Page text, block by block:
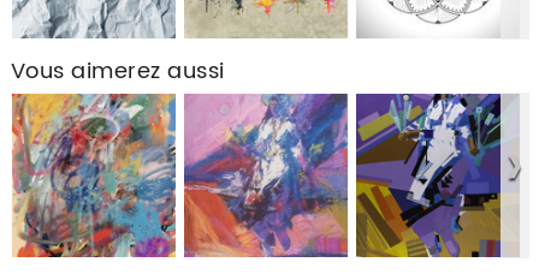
Vous aimerez aussi